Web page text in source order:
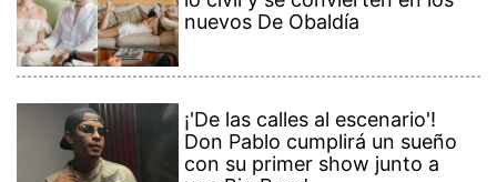
nuevos De Obaldía
¡'De las calles al escenario'!
Don Pablo cumplirá un sueño
con su primer show junto a